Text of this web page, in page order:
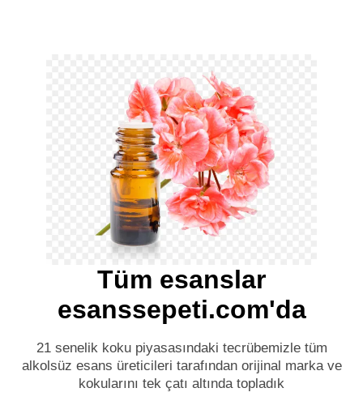
Tüm esanslar
esanssepeti.com'da
21 senelik koku piyasasındaki tecrübemizle tüm
alkolsüz esans üreticileri tarafından orijinal marka ve
kokularını tek çatı altında topladık